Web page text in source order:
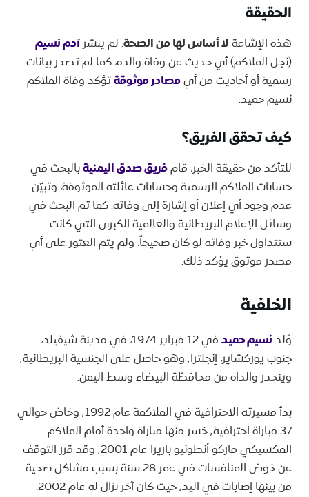
​الحقيقة
​هذه الإشاعةلا أساس لها من الصحة. لم ينشرآدم نسيم
(نجل الملاكم) أي حديث عن وفاة والده، كما لم تصدر بيانات
رسمية أو أحاديث من أيمصادر موثوقةتؤكد وفاة الملاكم
نسيم حميد.
​كيف تحقق الفريق؟
​للتأكد من حقيقة الخبر، قامفريق صدق اليمنيةبالبحث في
حسابات الملاكم الرسمية وحسابات عائلته الموثوقة، وتبيّن
عدم وجود أي إعلان أو إشارة إلى وفاته. كما تم البحث في
وسائل الإعلام البريطانية والعالمية الكبرى التي كانت
ستتداول خبر وفاته لو كان صحيحاً، ولم يتم العثور على أي
مصدر موثوق يؤكد ذلك.
الخلفية
وُلدنسيم حميد
في 12 فبراير 1974، في مدينة شيفيلد،
جنوب يوركشاير، إنجلترا٬ وهو حاصل على الجنسية البريطانية٬
وينحدر والداه من محافظة البيضاء وسط اليمن.
بدأ مسيرته الاحترافية في الملاكمة عام ٬1992 وخاض حوالي
37 مباراة احترافية٬ خسر منها مباراة واحدة أمام الملاكم
المكسيكي ماركو أنطونيو باريرا عام ٬2001 وقد قرر التوقف
عن خوض المنافسات في عمر 28 سنة بسبب مشاكل صحية
من بينها إصابات في اليد٬ حيث كان آخر نزال له عام 2002.